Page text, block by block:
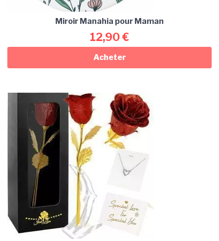
Miroir Manahia pour Maman
12,90€
Acheter